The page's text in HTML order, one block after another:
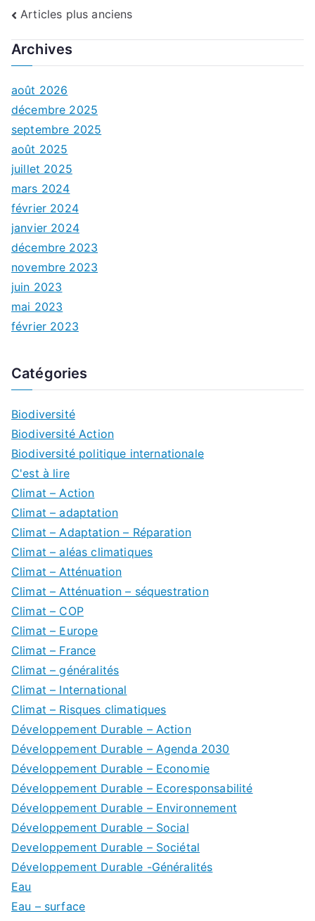
Navigation
des
articles
Articles plus anciens
Archives
août 2026
décembre 2025
septembre 2025
août 2025
juillet 2025
mars 2024
février 2024
janvier 2024
décembre 2023
novembre 2023
juin 2023
mai 2023
février 2023
Catégories
Biodiversité
Biodiversité Action
Biodiversité politique internationale
C'est à lire
Climat – Action
Climat – adaptation
Climat – Adaptation – Réparation
Climat – aléas climatiques
Climat – Atténuation
Climat – Atténuation – séquestration
Climat – COP
Climat – Europe
Climat – France
Climat – généralités
Climat – International
Climat – Risques climatiques
Développement Durable – Action
Développement Durable – Agenda 2030
Développement Durable – Economie
Développement Durable – Ecoresponsabilité
Développement Durable – Environnement
Développement Durable – Social
Developpement Durable – Sociétal
Développement Durable -Généralités
Eau
Eau – surface